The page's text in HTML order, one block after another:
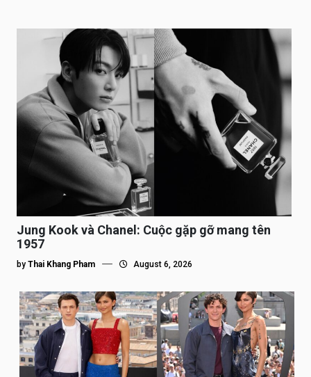
Jung Kook và Chanel: Cuộc gặp gỡ mang tên
1957
by Thai Khang Pham August 6, 2026